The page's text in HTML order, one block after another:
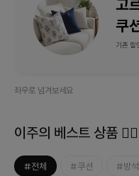
좌우로 넘겨보세요
이주의 베스트 상품 ❤‍🔥
#전체 #쿠션 #방석